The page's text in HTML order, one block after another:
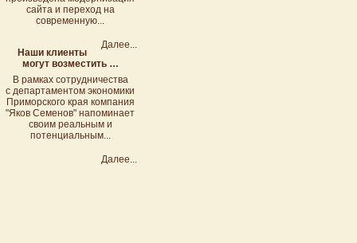
сайта и переход на
современную...
Далее...
Наши клиенты
могут возместить …
В рамках сотрудничества
с департаментом экономики
Приморского края компания
"Яков Семенов" напоминает
своим реальным и
потенциальным...
Далее...